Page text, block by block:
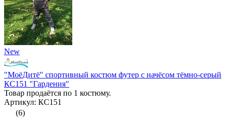
New
"МоёДитё" спортивный костюм футер с начёсом тёмно-серый
КС151 "Гардения"
Товар продаётся по 1 костюму.
Артикул: КС151
(6)